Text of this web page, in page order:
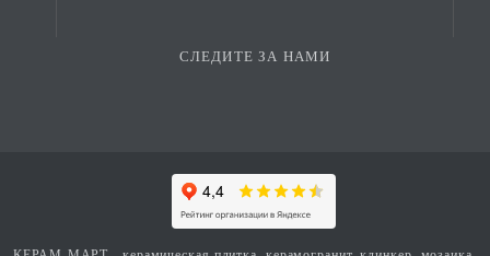
СЛЕДИТЕ ЗА НАМИ